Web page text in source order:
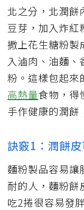
北之分，北潤餅
豆芽，加入炸紅
撒上花生糖粉製
入滷肉、油麵
粉。這樣包起來
高熱量食物，得
手作健康的潤餅
訣竅1：潤餅
麵粉製品容易讓
耐的人，麵粉餅
吃2捲很容易發